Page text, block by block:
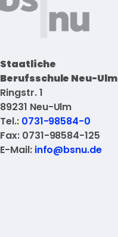
Staatliche
Berufsschule Neu-Ulm
Ringstr. 1
89231 Neu-Ulm
Tel.: 0731-98584-0
Fax: 0731-98584-125
E-Mail: info@bsnu.de